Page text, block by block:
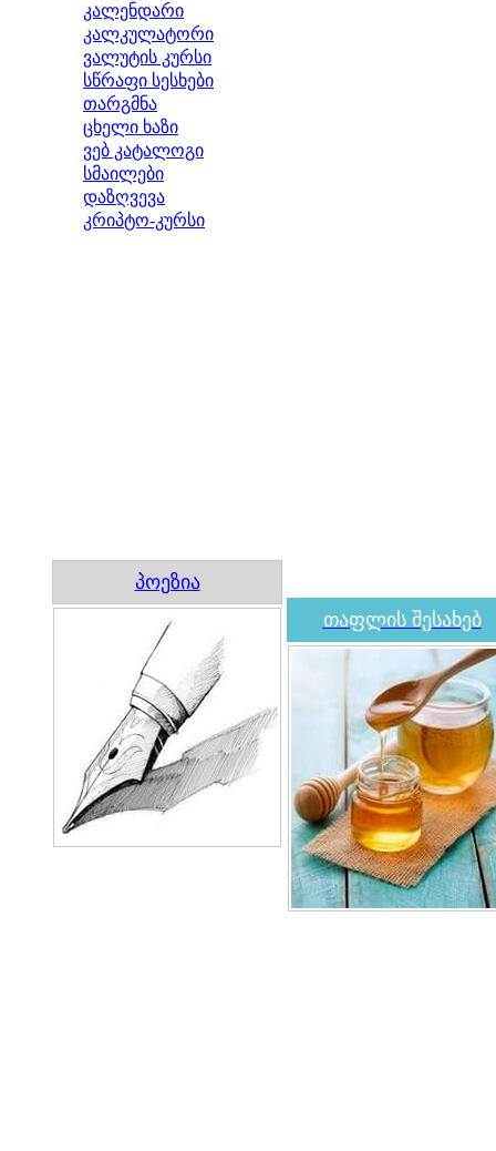
კალენდარი
კალკულატორი
ვალუტის კურსი
სწრაფი სესხები
თარგმნა
ცხელი ხაზი
ვებ კატალოგი
სმაილები
დაზღვევა
კრიპტო-კურსი
პოეზია
თაფლის შესახებ